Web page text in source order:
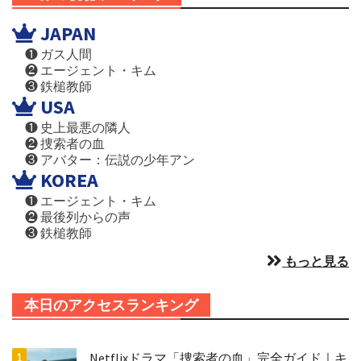
JAPAN
❶ ガス人間
❷ エージェント・キム
❸ 鉄槌教師
USA
❶ 史上最悪の隣人
❷ 捜索者の血
❸ アバター：伝説の少年アン
KOREA
❶ エージェント・キム
❷ 最後列からの声
❸ 鉄槌教師
もっと見る
本日のアクセスランキング
Netflixドラマ「捜索者の血」完全ガイド｜キ